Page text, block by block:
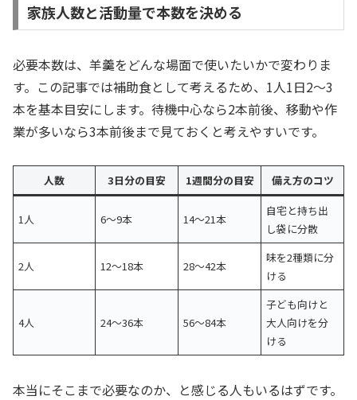
家族人数と活動量で本数を決める
必要本数は、羊羹をどんな場面で使いたいかで変わりま
す。この記事では補助食として考えるため、1人1日2〜3
本を基本目安にします。待機中心なら2本前後、移動や作
業が多いなら3本前後まで見ておくと考えやすいです。
人数 3日分の目安 1週間分の目安 備え方のコツ
1人 6〜9本 14〜21本
自宅と持ち出
し袋に分散
2人 12〜18本 28〜42本
味を2種類に分
ける
4人 24〜36本 56〜84本
子ども向けと
大人向けを分
ける
本当にそこまで必要なのか、と感じる人もいるはずです。